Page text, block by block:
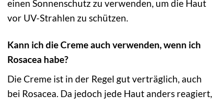
einen Sonnenschutz zu verwenden, um die Haut
vor UV-Strahlen zu schützen.
Kann ich die Creme auch verwenden, wenn ich
Rosacea habe?
Die Creme ist in der Regel gut verträglich, auch
bei Rosacea. Da jedoch jede Haut anders reagiert,